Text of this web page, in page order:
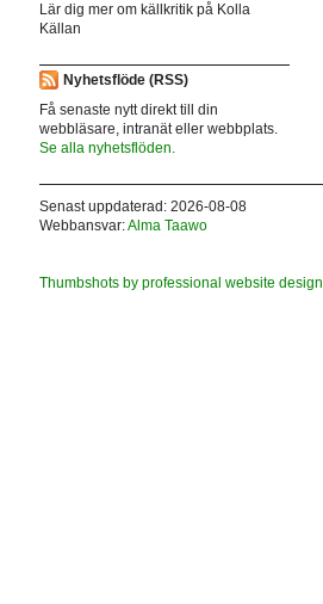
Lär dig mer om källkritik på Kolla
Källan
Nyhetsflöde (RSS)
Få senaste nytt direkt till din
webbläsare, intranät eller webbplats.
Se alla nyhetsflöden.
Senast uppdaterad: 2026-08-08
Webbansvar:Alma Taawo
Thumbshots by professional website design